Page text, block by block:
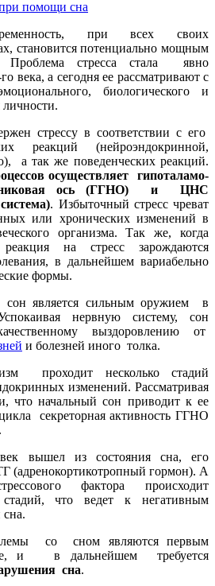
при всех своих
становится потенциально мощным
Проблема стресса стала явно
века, а сегодня ее рассматривают с
биологического и
личности.
стрессу в соответствии с его
реакций (нейроэндокринной,
а так же поведенческих реакций.
осуществляет гипоталамо-
ось (ГГНО) и ЦНС
. Избыточный стресс чреват
или хронических изменений в
организма. Так же, когда
на стресс зарождаются
в дальнейшем вариабельно
формы.
сон является сильным оружием в
нервную систему, сон
выздоровлению от
и болезней иного толка.
проходит несколько стадий
изменений. Рассматривая
что начальный сон приводит к ее
секреторная активность ГГНО
вышел из состояния сна, его
(адренокортикотропный гормон). А
фактора происходит
стадий, что ведет к негативным
со сном являются первым
и в дальнейшем требуется
сна.